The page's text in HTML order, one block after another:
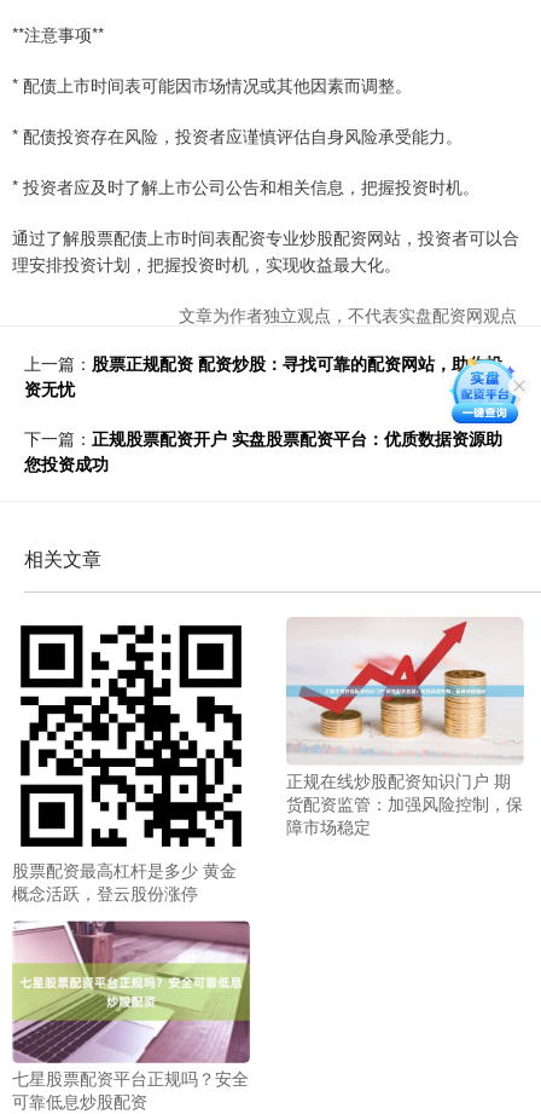
**注意事项**
* 配债上市时间表可能因市场情况或其他因素而调整。
* 配债投资存在风险，投资者应谨慎评估自身风险承受能力。
* 投资者应及时了解上市公司公告和相关信息，把握投资时机。
通过了解股票配债上市时间表配资专业炒股配资网站，投资者可以合
理安排投资计划，把握投资时机，实现收益最大化。
文章为作者独立观点，不代表实盘配资网观点
上一篇： 股票正规配资 配资炒股：寻找可靠的配资网站，助你投
资无忧
下一篇： 正规股票配资开户 实盘股票配资平台：优质数据资源助
您投资成功
相关文章
股票配资最高杠杆是多少 黄金
概念活跃，登云股份涨停
正规在线炒股配资知识门户 期
货配资监管：加强风险控制，保
障市场稳定
七星股票配资平台正规吗？安全
可靠低息炒股配资